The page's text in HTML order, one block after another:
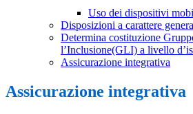
Uso dei dispositivi
Disposizioni a carattere
Determina costituzione
l’Inclusione(GLI) a livello
Assicurazione integrativa
Assicurazione integrativa